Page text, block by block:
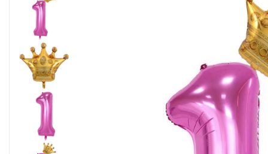
Articole pentru Bucatarie
Accesorii Bucătărie
Dozatoare Condimente
Forme cuburi de gheata
Genti Termoizolante Mancare
Organizatoare si Depozitare
Bucatarie
Organizatoare si Depozitare
Bucatarie
Pahare, Sticle si Cani